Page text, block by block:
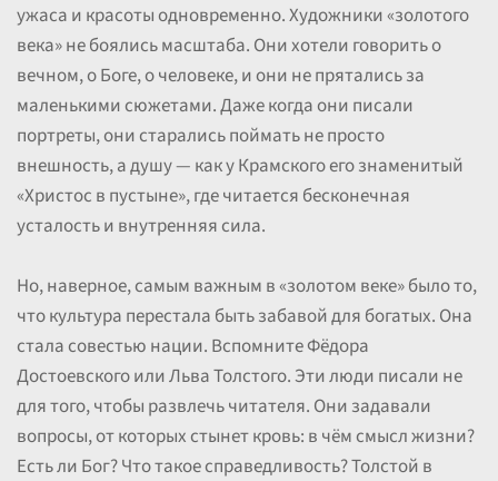
ужаса и красоты одновременно. Художники «золотого
века» не боялись масштаба. Они хотели говорить о
вечном, о Боге, о человеке, и они не прятались за
маленькими сюжетами. Даже когда они писали
портреты, они старались поймать не просто
внешность, а душу — как у Крамского его знаменитый
«Христос в пустыне», где читается бесконечная
усталость и внутренняя сила.
Но, наверное, самым важным в «золотом веке» было то,
что культура перестала быть забавой для богатых. Она
стала совестью нации. Вспомните Фёдора
Достоевского или Льва Толстого. Эти люди писали не
для того, чтобы развлечь читателя. Они задавали
вопросы, от которых стынет кровь: в чём смысл жизни?
Есть ли Бог? Что такое справедливость? Толстой в